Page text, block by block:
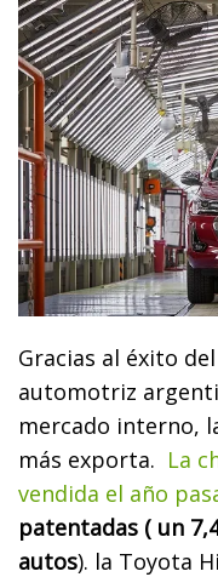
Gracias al éxito
automotriz
mercado interno,
más exporta. La
vendida el año
patentadas ( un
autos). la Toyota